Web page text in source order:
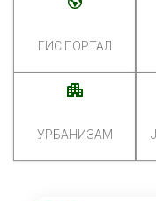
ГИС ПОРТАЛ
УРБАНИЗАМ